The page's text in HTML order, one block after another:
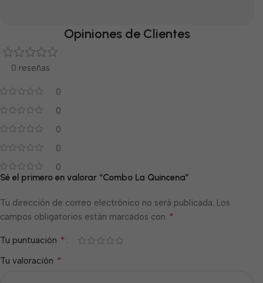
Opiniones de Clientes
0 reseñas
0
0
0
0
0
Sé el primero en valorar “Combo La Quincena”
Tu dirección de correo electrónico no será publicada. Los
campos obligatorios están marcados con *
Tu puntuación *
Tu valoración *